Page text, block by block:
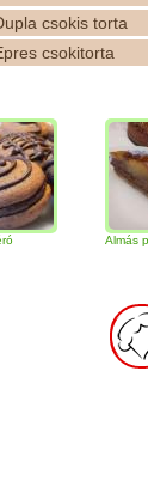
csokis torta
csokitorta
Almás pite